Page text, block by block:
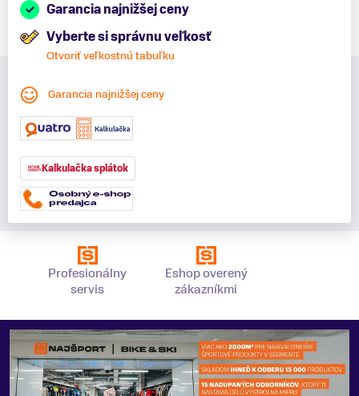
Garancia najnižšej ceny
Vyberte si správnu veľkosť
Otvoriť veľkostnú tabuľku
Garancia najnižšej ceny
Kalkulačka splátok
Profesionálny
servis
Eshop overený
zákazníkmi